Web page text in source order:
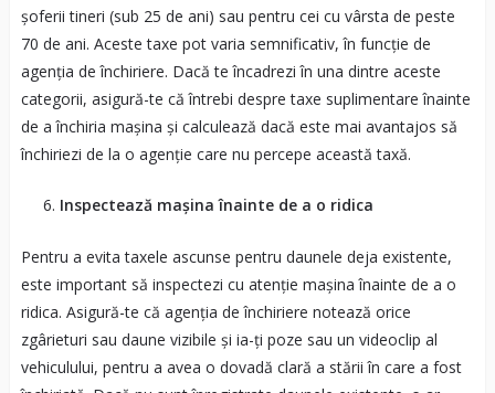
șoferii tineri (sub 25 de ani) sau pentru cei cu vârsta de peste
70 de ani. Aceste taxe pot varia semnificativ, în funcție de
agenția de închiriere. Dacă te încadrezi în una dintre aceste
categorii, asigură-te că întrebi despre taxe suplimentare înainte
de a închiria mașina și calculează dacă este mai avantajos să
închiriezi de la o agenție care nu percepe această taxă.
Inspectează mașina înainte de a o ridica
Pentru a evita taxele ascunse pentru daunele deja existente,
este important să inspectezi cu atenție mașina înainte de a o
ridica. Asigură-te că agenția de închiriere notează orice
zgârieturi sau daune vizibile și ia-ți poze sau un videoclip al
vehiculului, pentru a avea o dovadă clară a stării în care a fost